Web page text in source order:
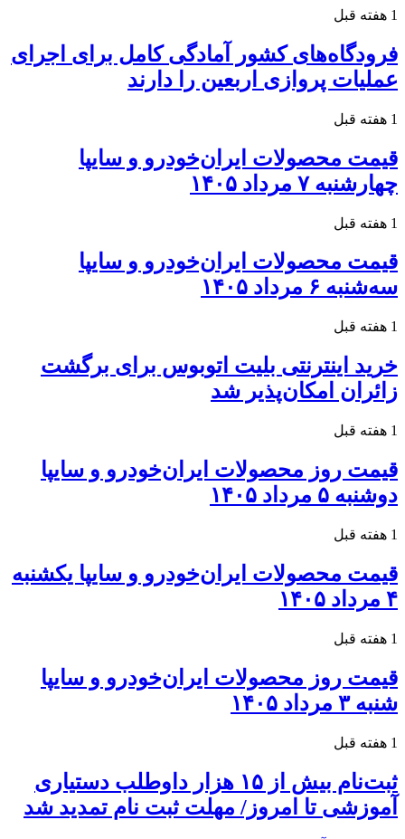
1 هفته قبل
فرودگاه‌های کشور آمادگی کامل برای اجرای
عملیات پروازی اربعین را دارند
1 هفته قبل
قیمت محصولات ایران‌خودرو و سایپا
چهارشنبه ۷ مرداد ۱۴۰۵
1 هفته قبل
قیمت محصولات ایران‌خودرو و سایپا
سه‌شنبه ۶ مرداد ۱۴۰۵
1 هفته قبل
خرید اینترنتی بلیت اتوبوس برای برگشت
زائران امکان‌پذیر شد
1 هفته قبل
قیمت روز محصولات ایران‌خودرو و سایپا
دوشنبه ۵ مرداد ۱۴۰۵
1 هفته قبل
قیمت محصولات ایران‌خودرو و سایپا یکشنبه
۴ مرداد ۱۴۰۵
1 هفته قبل
قیمت روز محصولات ایران‌خودرو و سایپا
شنبه ۳ مرداد ۱۴۰۵
1 هفته قبل
ثبت‌نام بیش از ۱۵ هزار داوطلب دستیاری
آموزشی تا امروز/ مهلت ثبت نام تمدید شد